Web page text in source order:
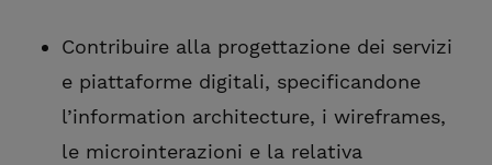
Contribuire alla progettazione dei servizi
e piattaforme digitali, specificandone
l’information architecture, i wireframes,
le microinterazioni e la relativa